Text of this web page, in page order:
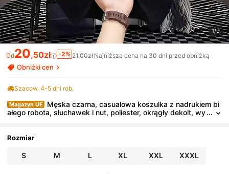
1/9
Od20,50zł -2% 21,00zł Najniższa cena na 30 dni przed obniżką
Obniżki cen
Szacow. 4-5 dni rob.
Magazyn UE
Męska czarna, casualowa koszulka z nadrukiem bi
ałego robota, słuchawek i nut, poliester, okrągły dekolt, wy
Rozmiar
S M L XL XXL XXXL